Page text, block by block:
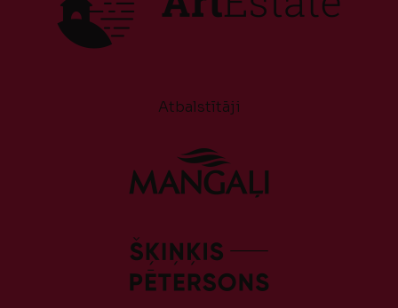
Atbalstītāji